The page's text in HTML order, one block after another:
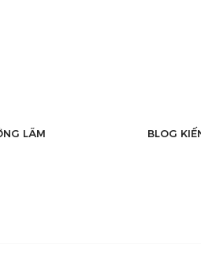
LÃM BLOG